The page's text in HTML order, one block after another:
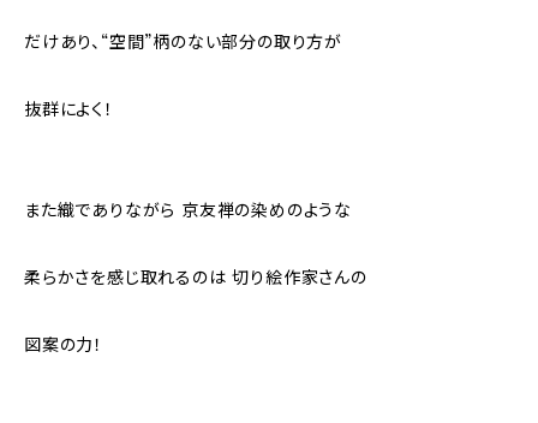
だけあり、“空間”柄のない部分の取り方が
抜群によく！
また織でありながら 京友禅の染めのような
柔らかさを感じ取れるのは 切り絵作家さんの
図案の力！